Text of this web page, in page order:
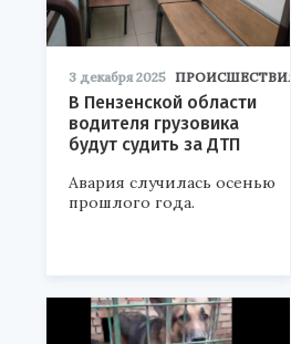
3 декабря 2025 ПРОИСШЕСТВИЯ
В Пензенской области
водителя грузовика
будут судить за ДТП
Авария случилась осенью
прошлого года.